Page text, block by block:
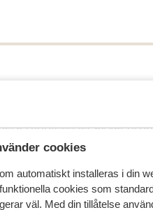
cookies
automatiskt installeras i din
cookies som
väl. Med din tillåtelse
upplevelser av vår
10 Fantastisk
The hotel was amazing
The hotel was amazing